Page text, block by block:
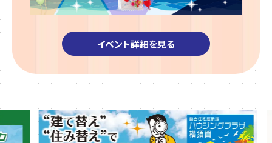
イベント詳細を見る